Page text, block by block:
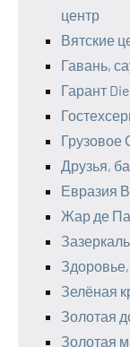
центр
Вятские
Гавань,
Гарант
Грузовое
Друзья,
Евразия
Жар де
Зелёная
Золотая
Золотая